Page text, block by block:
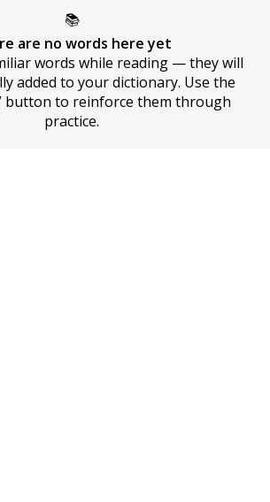
📚
are no words here yet
words while reading — they will
added to your dictionary. Use the
button to reinforce them through
practice.